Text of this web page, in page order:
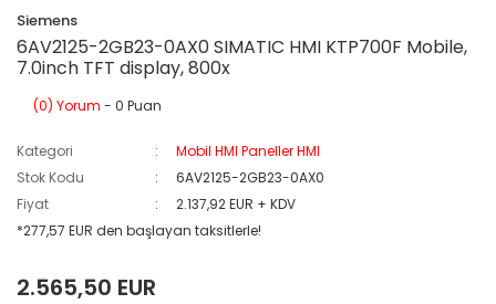
Siemens
6AV2125-2GB23-0AX0 SIMATIC HMI KTP700F Mobile,
7.0inch TFT display, 800x
(0) Yorum - 0 Puan
Kategori
Mobil HMI Paneller HMI
Stok Kodu
6AV2125-2GB23-0AX0
Fiyat
2.137,92 EUR + KDV
*277,57 EUR den başlayan taksitlerle!
2.565,50 EUR